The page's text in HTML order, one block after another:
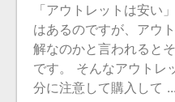
「アウトレットは安い
はあるのですが、アウ
解なのかと言われると
です。 そんなアウトレ
分に注意して購入して ...